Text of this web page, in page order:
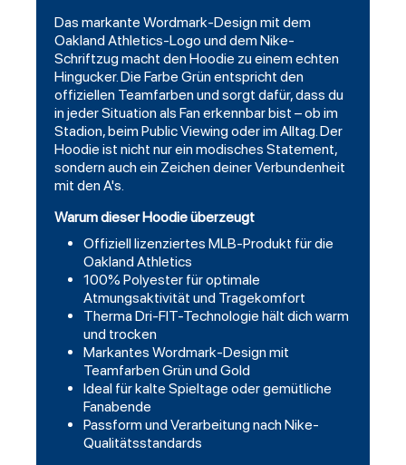
Das markante Wordmark-Design mit dem
Oakland Athletics-Logo und dem Nike-
Schriftzug macht denHoodie zu einem echten
Hingucker. Die Farbe Grün entspricht den
offiziellen Teamfarben und sorgt dafür, dass du
in jeder Situation als Fan erkennbar bist – ob im
Stadion, beim Public Viewing oder im Alltag. Der
Hoodie ist nicht nur ein modisches Statement,
sondern auch ein Zeichen deiner Verbundenheit
mit den A's.
Warum dieser Hoodie überzeugt
Offiziell lizenziertes MLB-Produkt für die
Oakland Athletics
100% Polyester für optimale
Atmungsaktivität und Tragekomfort
Therma Dri-FIT-Technologie hält dich warm
und trocken
Markantes Wordmark-Design mit
Teamfarben Grün und Gold
Ideal für kalte Spieltage oder gemütliche
Fanabende
Passform und Verarbeitung nach Nike-
Qualitätsstandards